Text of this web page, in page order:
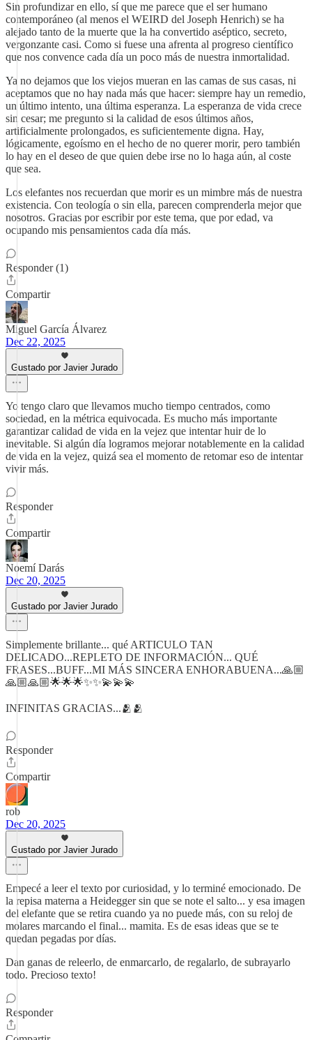
Sin profundizar en ello, sí que me parece que el ser humano
contemporáneo (al menos el WEIRD del Joseph Henrich) se ha
alejado tanto de la muerte que la ha convertido aséptico, secreto,
vergonzante casi. Como si fuese una afrenta al progreso científico
que nos convence cada día un poco más de nuestra inmortalidad.
Ya no dejamos que los viejos mueran en las camas de sus casas, ni
aceptamos que no hay nada más que hacer: siempre hay un remedio,
un último intento, una última esperanza. La esperanza de vida crece
sin cesar; me pregunto si la calidad de esos últimos años,
artificialmente prolongados, es suficientemente digna. Hay,
lógicamente, egoísmo en el hecho de no querer morir, pero también
lo hay en el deseo de que quien debe irse no lo haga aún, al coste
que sea.
Los elefantes nos recuerdan que morir es un mimbre más de nuestra
existencia. Con teología o sin ella, parecen comprenderla mejor que
nosotros. Gracias por escribir por este tema, que por edad, va
ocupando mis pensamientos cada día más.
Responder (1)
Compartir
Miguel García Álvarez
Dec 22, 2025
Gustado por Javier Jurado
Yo tengo claro que llevamos mucho tiempo centrados, como
sociedad, en la métrica equivocada. Es mucho más importante
garantizar calidad de vida en la vejez que intentar huir de lo
inevitable. Si algún día logramos mejorar notablemente en la calidad
de vida en la vejez, quizá sea el momento de retomar eso de intentar
vivir más.
Responder
Compartir
Noemí Darás
Dec 20, 2025
Gustado por Javier Jurado
Simplemente brillante... qué ARTICULO TAN
DELICADO...REPLETO DE INFORMACIÓN... QUÉ
FRASES...BUFF...MI MÁS SINCERA ENHORABUENA...🙏🏼
🙏🏼🙏🏼🌟🌟🌟✨✨💫💫💫
INFINITAS GRACIAS...🫂🫂
Responder
Compartir
rob
Dec 20, 2025
Gustado por Javier Jurado
Empecé a leer el texto por curiosidad, y lo terminé emocionado. De
la repisa materna a Heidegger sin que se note el salto... y esa imagen
del elefante que se retira cuando ya no puede más, con su reloj de
molares marcando el final... mamita. Es de esas ideas que se te
quedan pegadas por días.
Dan ganas de releerlo, de enmarcarlo, de regalarlo, de subrayarlo
todo. Precioso texto!
Responder